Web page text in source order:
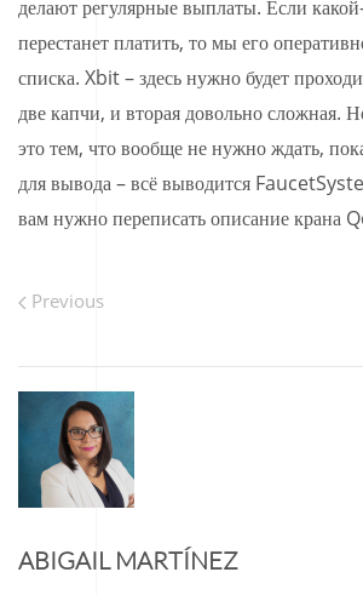
делают регулярные выплаты. Если
перестанет платить, то мы его
списка. Xbit – здесь нужно будет
две капчи, и вторая довольно сложная.
это тем, что вообще не нужно ждать,
для вывода – всё выводится
вам нужно переписать описание крана
Previous
ABIGAIL MARTÍNEZ